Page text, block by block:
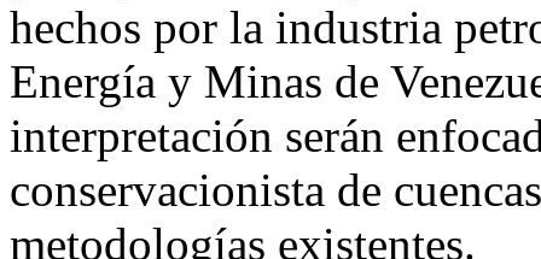
hechos por la industria
Energía y Minas de
interpretación serán
conservacionista de
metodologías existentes.